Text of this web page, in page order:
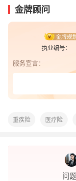
金牌顾问
金牌规
执业编号：
服务宣言：
重疾险 医疗险
问